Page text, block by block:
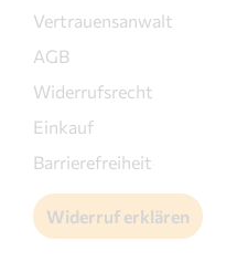
Vertrauensanwalt
AGB
Widerrufsrecht
Einkauf
Barrierefreiheit
Widerruf erklären